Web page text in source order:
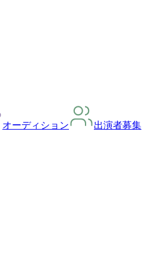
オーディション 出演者募集